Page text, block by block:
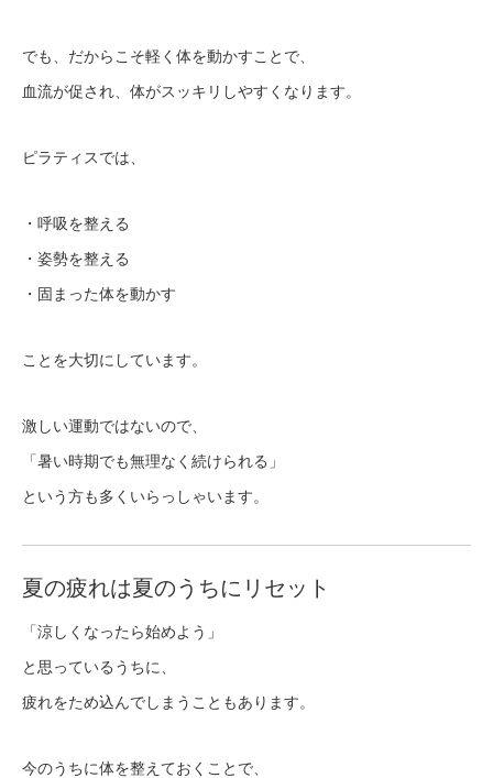
でも、だからこそ軽く体を動かすことで、
血流が促され、体がスッキリしやすくなります。
ピラティスでは、
・呼吸を整える
・姿勢を整える
・固まった体を動かす
ことを大切にしています。
激しい運動ではないので、
「暑い時期でも無理なく続けられる」
という方も多くいらっしゃいます。
夏の疲れは夏のうちにリセット
「涼しくなったら始めよう」
と思っているうちに、
疲れをため込んでしまうこともあります。
今のうちに体を整えておくことで、